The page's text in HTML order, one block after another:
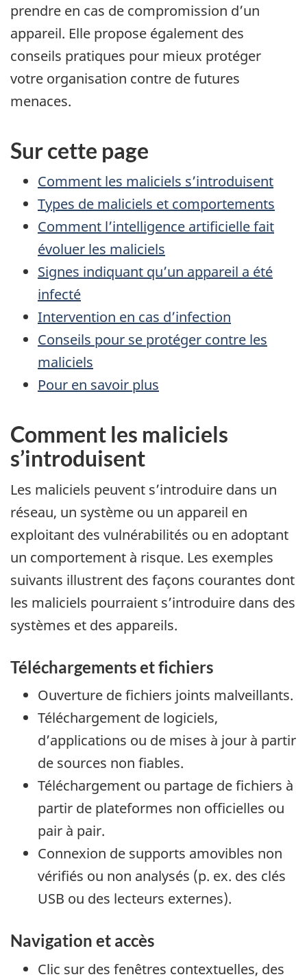
prendre en cas de compromission d’un
appareil. Elle propose également des
conseils pratiques pour mieux protéger
votre organisation contre de futures
menaces.
Sur cette page
Comment les maliciels s’introduisent
Types de maliciels et comportements
Comment l’intelligence artificielle fait
évoluer les maliciels
Signes indiquant qu’un appareil a été
infecté
Intervention en cas d’infection
Conseils pour se protéger contre les
maliciels
Pour en savoir plus
Comment les maliciels
s’introduisent
Les maliciels peuvent s’introduire dans un
réseau, un système ou un appareil en
exploitant des vulnérabilités ou en adoptant
un comportement à risque. Les exemples
suivants illustrent des façons courantes dont
les maliciels pourraient s’introduire dans des
systèmes et des appareils.
Téléchargements et fichiers
Ouverture de fichiers joints malveillants.
Téléchargement de logiciels,
d’applications ou de mises à jour à partir
de sources non fiables.
Téléchargement ou partage de fichiers à
partir de plateformes non officielles ou
pair à pair.
Connexion de supports amovibles non
vérifiés ou non analysés (p. ex. des clés
USB ou des lecteurs externes).
Navigation et accès
Clic sur des fenêtres contextuelles, des